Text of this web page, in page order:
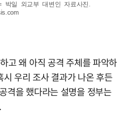
박일 외교부 대변인 자료사진.
고 왜 아직 공격 주체를 파악하
우리 조사 결과가 나온 후든
격을 했다라는 설명을 정부는